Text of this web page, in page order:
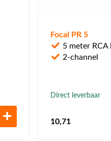
Focal PR 5
5 meter RCA
2-channel
Direct leverbaar
10,71